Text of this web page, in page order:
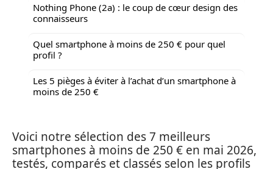
Nothing Phone (2a) : le coup de cœur design des
connaisseurs
Quel smartphone à moins de 250 € pour quel
profil ?
Les 5 pièges à éviter à l’achat d’un smartphone à
moins de 250 €
Voici notre sélection des 7 meilleurs
smartphones à moins de 250 € en mai 2026,
testés, comparés et classés selon les profils